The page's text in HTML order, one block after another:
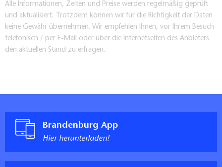
Alle Informationen, Zeiten und Preise werden regelmäßig geprüft
und aktualisiert. Trotzdem können wir für die Richtigkeit der Daten
keine Gewähr übernehmen. Wir empfehlen Ihnen, vor Ihrem Besuch
telefonisch / per E-Mail oder über die Internetseiten des Anbieters
den aktuellen Stand zu erfragen.
Brandenburg App
Hier herunterladen!